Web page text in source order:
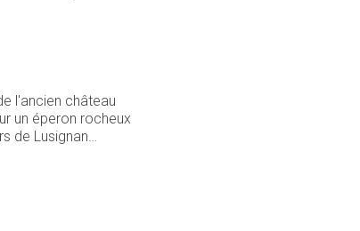
l'ancien château
un éperon rocheux
de Lusignan…